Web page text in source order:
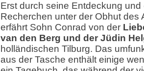
Erst durch seine Entdeckung
Recherchen unter der Obhut des
erfährt Sohn Conrad von der
van den Berg und der Jüdin
holländischen Tilburg. Das
aus der Tasche enthält einige